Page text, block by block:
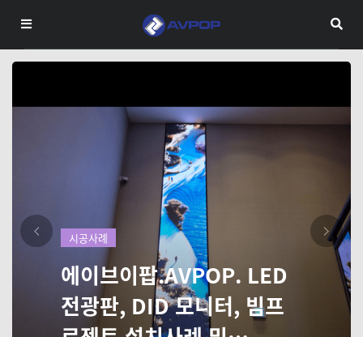
시공사례
에이브이팝.AVPOP. LED
전광판, DID 모니터, 빔프